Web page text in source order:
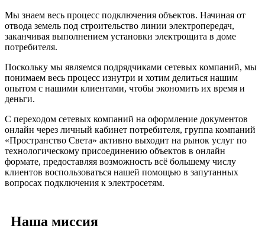
Мы знаем весь процесс подключения объектов. Начиная от
отвода земель под строительство линии электропередач,
заканчивая выполнением установки электрощита в доме
потребителя.
Поскольку мы являемся подрядчиками сетевых компаний, мы
понимаем весь процесс изнутри и хотим делиться нашим
опытом с нашими клиентами, чтобы экономить их время и
деньги.
С переходом сетевых компаний на оформление документов
онлайн через личный кабинет потребителя, группа компаний
«Пространство Света» активно выходит на рынок услуг по
технологическому присоединению объектов в онлайн
формате, предоставляя возможность всё большему числу
клиентов воспользоваться нашей помощью в запутанных
вопросах подключения к электросетям.
Наша миссия